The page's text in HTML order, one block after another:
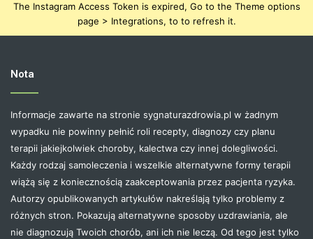
The Instagram Access Token is expired, Go to the Theme options
page > Integrations, to to refresh it.
Nota
Informacje zawarte na stronie sygnaturazdrowia.pl w żadnym
wypadku nie powinny pełnić roli recepty, diagnozy czy planu
terapii jakiejkolwiek choroby, kalectwa czy innej dolegliwości.
Każdy rodzaj samoleczenia i wszelkie alternatywne formy terapii
wiążą się z koniecznością zaakceptowania przez pacjenta ryzyka.
Autorzy opublikowanych artykułów nakreślają tylko problemy z
różnych stron. Pokazują alternatywne sposoby uzdrawiania, ale
nie diagnozują Twoich chorób, ani ich nie leczą. Od tego jest tylko